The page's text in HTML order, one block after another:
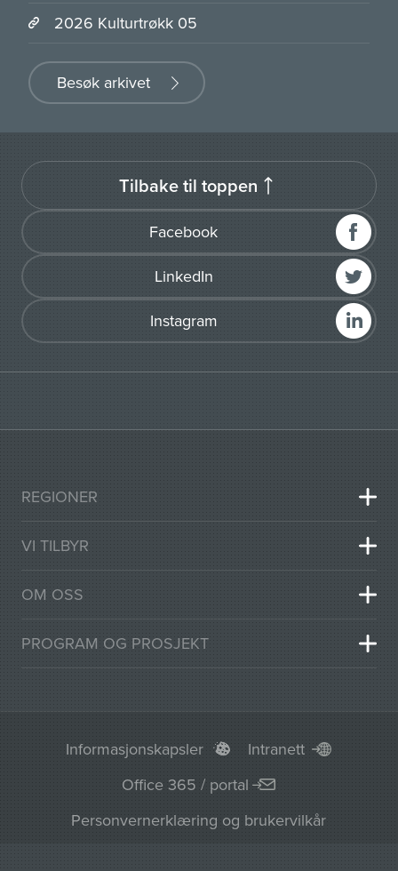
2026 Kulturtrøkk 05
Besøk arkivet
Facebook
LinkedIn
Instagram
Tilbake til toppen
REGIONER
VI TILBYR
OM OSS
PROGRAM OG PROSJEKT
Informasjonskapsler
Intranett
Office 365 / portal
Personvernerklæring og brukervilkår